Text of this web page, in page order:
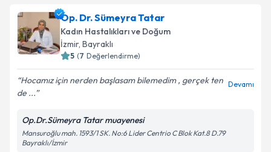
Op. Dr. Mustafa Nuri Alihanoğlu
takvimi talebi oluşturun. Size bu uzmandan randevu
almanız için bir takvim hazırlandığında e-posta ile
bilgilendireceğiz.
E-posta Adresiniz
Kişisel verilerimin işlenmesine ilişkinAydınlatma
Metni
Op. Dr. Sümeyra Tatar
Kadın Hastalıkları ve Doğum
İzmir, Bayraklı
5 (7 Değerlendirme)
Hocamız için nerden başlasam bilemedim , gerçek ten
de ...
Devamı
Op.Dr.Sümeyra Tatar muayenesi
Mansuroğlu mah. 1593/1 SK. No:6 Lider Centrio C Blok Kat.8 D.79
Bayraklı/İzmir